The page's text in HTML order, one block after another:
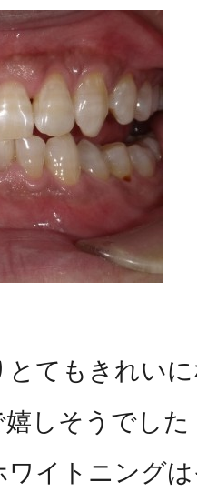
てもきれい
しそうでした
ワイトニング